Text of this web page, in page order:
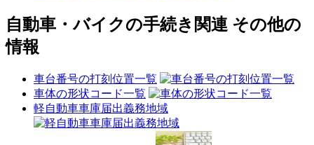
自動車・バイクの手続き関連 その他の
情報
車台番号の打刻位置一覧
車体の形状コード一覧
軽自動車車庫届出義務地域